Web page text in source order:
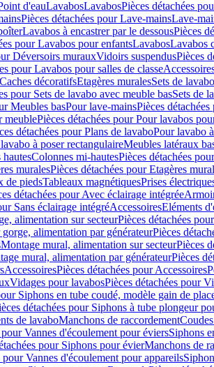
d'eauLavabosLavabosPièces détachées
Pièces détachées pour Lave-mainsLave-
Lavabos à encastrer par le dessousPièces
pour Lavabos pour enfantsLavabosLavabos
Déversoirs murauxVidoirs suspendusPièces
pour Lavabos pour salles de classe
Caches décoratifsEtagères muralesSets de
pour Sets de lavabo avec meuble basSets de
Meubles basPour lave-mainsPièces
meublePièces détachées pour Pour lavabos
détachées pour Plans de lavaboPour lavabo
à poser rectangulaireMeubles latéraux
hautesColonnes mi-hautesPièces détachées
muralesPièces détachées pour Etagères
de piedsTableaux magnétiquesPrises
détachées pour Avec éclairage intégrée
Sans éclairage intégréAccessoiresEléments
alimentation sur secteurPièces détachées
alimentation par générateurPièces
Montage mural, alimentation sur secteurPièces
mural, alimentation par générateurPièces
AccessoiresPièces détachées pour Accessoires
Vidages pour lavabosPièces détachées pour
Siphons en tube coudé, modèle gain de
détachées pour Siphons à tube plongeur
de lavaboManchons de raccordement
pour Vannes d'écoulement pour éviersSiphons
pour Siphons pour évierManchons de
pour Vannes d'écoulement pour appareils